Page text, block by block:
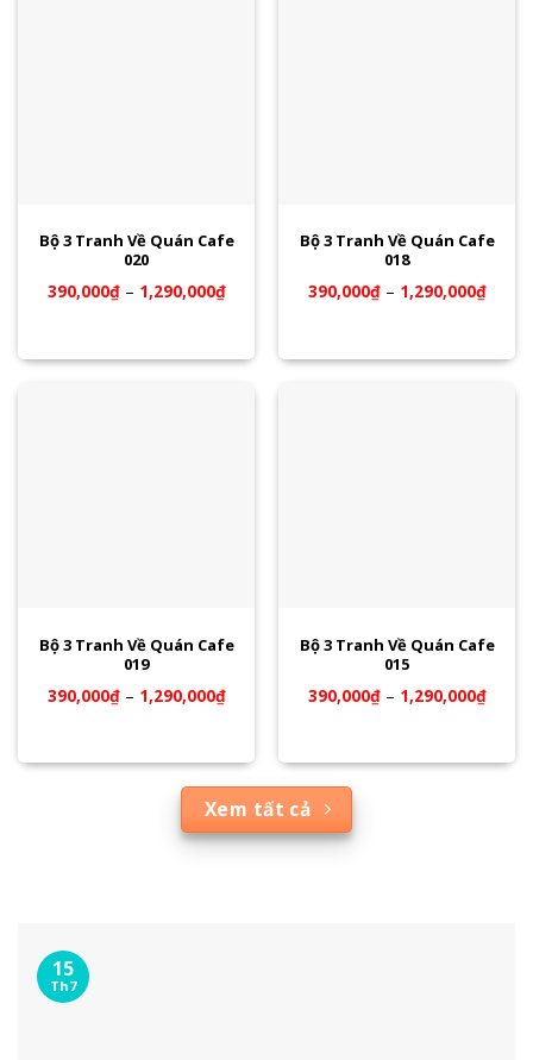
Bộ 3 Tranh Về Quán Cafe
020
390,000₫– 1,290,000₫
Bộ 3 Tranh Về Quán Cafe
018
390,000₫– 1,290,000₫
Bộ 3 Tranh Về Quán Cafe
019
390,000₫– 1,290,000₫
Bộ 3 Tranh Về Quán Cafe
015
390,000₫– 1,290,000₫
Xem tất cả
15
Th7